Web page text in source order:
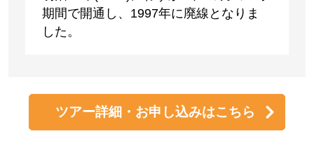
期間で開通し、1997年に廃線となりま
した。
ツアー詳細・お申し込みはこちら